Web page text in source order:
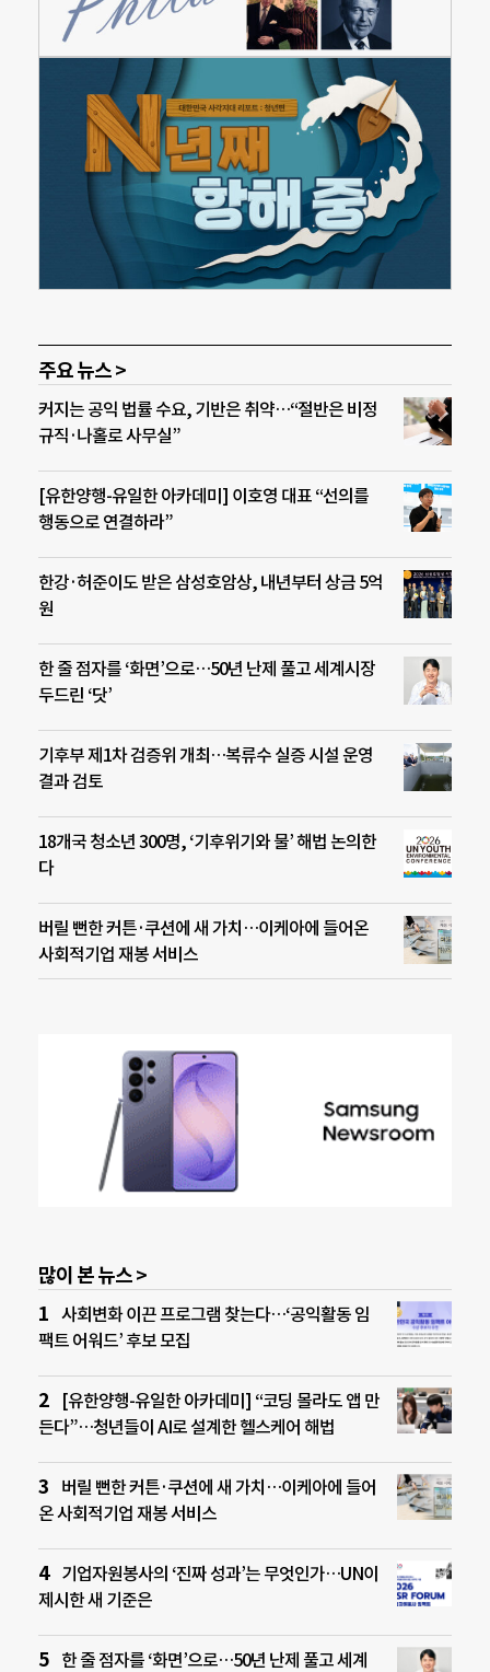
주요 뉴스 >
커지는 공익 법률 수요, 기반은 취약…“절반은 비정
규직·나홀로 사무실”
[유한양행-유일한 아카데미] 이호영 대표 “선의를
행동으로 연결하라”
한강·허준이도 받은 삼성호암상, 내년부터 상금 5억
원
한 줄 점자를 ‘화면’으로…50년 난제 풀고 세계시장
두드린 ‘닷’
기후부 제1차 검증위 개최…복류수 실증 시설 운영
결과 검토
18개국 청소년 300명, ‘기후위기와 물’ 해법 논의한
다
버릴 뻔한 커튼·쿠션에 새 가치…이케아에 들어온
사회적기업 재봉 서비스
많이 본 뉴스 >
사회변화 이끈 프로그램 찾는다…‘공익활동 임
팩트 어워드’ 후보 모집
[유한양행-유일한 아카데미] “코딩 몰라도 앱 만
든다”…청년들이 AI로 설계한 헬스케어 해법
버릴 뻔한 커튼·쿠션에 새 가치…이케아에 들어
온 사회적기업 재봉 서비스
기업자원봉사의 ‘진짜 성과’는 무엇인가…UN이
제시한 새 기준은
한 줄 점자를 ‘화면’으로…50년 난제 풀고 세계